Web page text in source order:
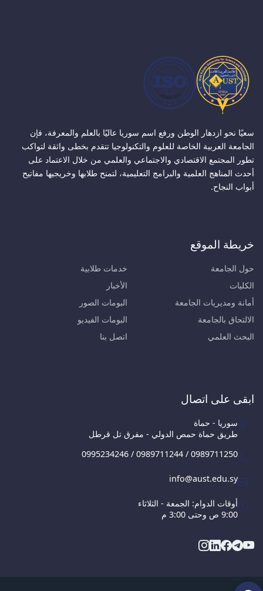
سعيًا نحو ازدهار الوطن ورفع اسم سوريا عاليًا بالعلم والمعرفة، فإن
الجامعة العربية الخاصة للعلوم والتكنولوجيا تتقدم بخطى واثقة لتواكب
تطور المجتمع الاقتصادي والاجتماعي والعلمي من خلال الاعتماد على
أحدث المناهج العلمية والبرامج التعليمية، لتمنح طلابها وخريجيها مفاتيح
أبواب النجاح.
خريطة الموقع
حول الجامعة
الكليات
أمانة ومديريات الجامعة
الالتحاق بالجامعة
البحث العلمي
خدمات طلابية
الأخبار
البومات الصور
البومات الفيديو
اتصل بنا
ابقى على اتصال
سوريا - حماة
طريق حماة حمص الدولي - مفرق تل قرطل
0995234246 / 0989711244 / 0989711250
info@aust.edu.sy
أوقات الدوام: الجمعة - الثلاثاء
9:00 ص وحتى 3:00 م